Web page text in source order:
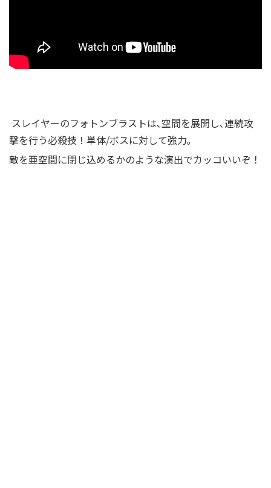
スレイヤーのフォトンブラストは､空間を展開し､連続攻
撃を行う必殺技！単体/ボスに対して強力｡
敵を亜空間に閉じ込めるかのような演出でカッコいいぞ！